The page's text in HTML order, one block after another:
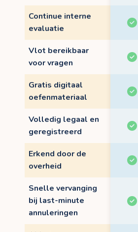
Continue interne
evaluatie
Vlot bereikbaar
voor vragen
Gratis digitaal
oefenmateriaal
Volledig legaal en
geregistreerd
Erkend door de
overheid
Snelle vervanging
bij last-minute
annuleringen